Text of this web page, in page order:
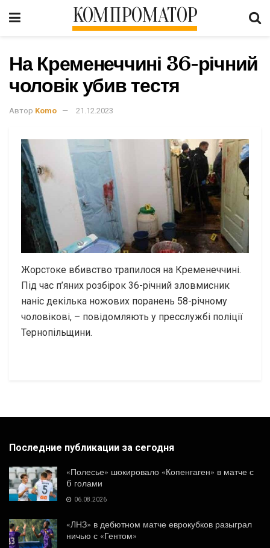
КОМПРОМАТОР
На Кременеччині 36-річний
чоловік убив тестя
Автор Komo 21.12.2023
Жорстоке вбивство трапилося на Кременеччині.
Під час п’яних розбірок 36-річний зловмисник
наніс декілька ножових поранень 58-річному
чоловікові, – повідомляють у пресслужбі поліції
Тернопільщини.
Последние публикации за сегодня
«Полесье» шокировало «Копенгаген» в матче с
6 голами
06.08.2026
«ЛНЗ» в дебютном матче еврокубков разыграл
ничью с «Гентом»